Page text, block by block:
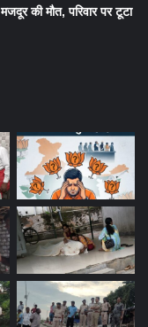
की मौत, परिवार पर टूटा